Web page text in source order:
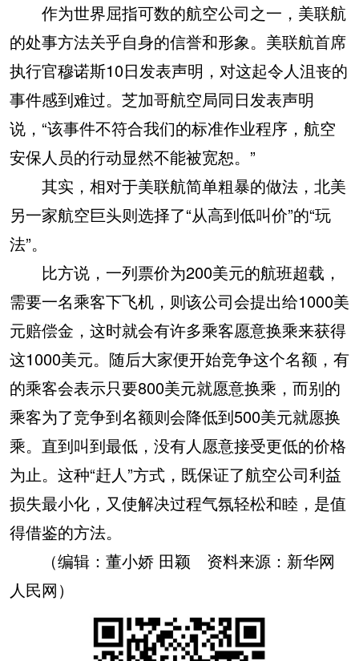
作为世界屈指可数的航空公司之一，美联航
的处事方法关乎自身的信誉和形象。美联航首席
执行官穆诺斯10日发表声明，对这起令人沮丧的
事件感到难过。芝加哥航空局同日发表声明
说，“该事件不符合我们的标准作业程序，航空
安保人员的行动显然不能被宽恕。”
其实，相对于美联航简单粗暴的做法，北美
另一家航空巨头则选择了“从高到低叫价”的“玩
法”。
比方说，一列票价为200美元的航班超载，
需要一名乘客下飞机，则该公司会提出给1000美
元赔偿金，这时就会有许多乘客愿意换乘来获得
这1000美元。随后大家便开始竞争这个名额，有
的乘客会表示只要800美元就愿意换乘，而别的
乘客为了竞争到名额则会降低到500美元就愿换
乘。直到叫到最低，没有人愿意接受更低的价格
为止。这种“赶人”方式，既保证了航空公司利益
损失最小化，又使解决过程气氛轻松和睦，是值
得借鉴的方法。
（编辑：董小娇 田颖 资料来源：新华网
人民网）